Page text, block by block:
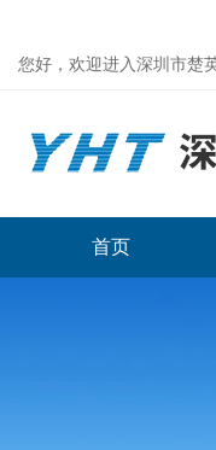
您好，欢迎进入深圳市楚
首页